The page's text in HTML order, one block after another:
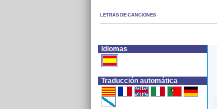
LETRAS DE CANCIONES
Idiomas
Traducción automática